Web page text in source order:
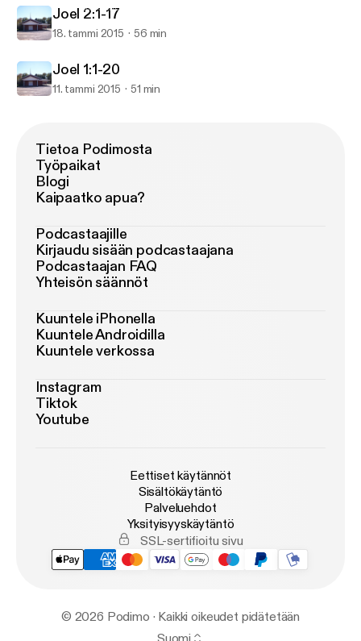
FBC Series: The Book of Joel
Joel 2:1-17
18. tammi 2015 56 min
Joel 1:1-20
11. tammi 2015 51 min
Tietoa Podimosta
Työpaikat
Blogi
Kaipaatko apua?
Podcastaajille
Kirjaudu sisään podcastaajana
Podcastaajan FAQ
Yhteisön säännöt
Kuuntele iPhonella
Kuuntele Androidilla
Kuuntele verkossa
Instagram
Tiktok
Youtube
Eettiset käytännöt
Sisältökäytäntö
Palveluehdot
Yksityisyyskäytäntö
SSL-sertifioitu sivu
© 2026 Podimo · Kaikki oikeudet pidätetään